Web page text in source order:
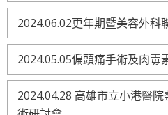
2024.06.02更年期暨美容外科
2024.05.05偏頭痛手術及肉毒
2024.04.28 高雄市立小港醫